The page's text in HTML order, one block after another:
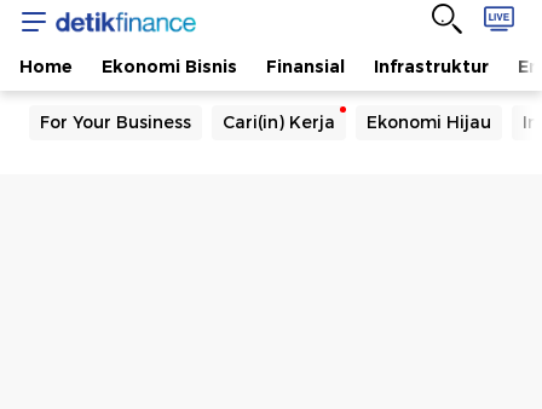
Home Ekonomi Bisnis Finansial Infrastruktur
For Your Business Cari(in) Kerja Ekonomi Hijau